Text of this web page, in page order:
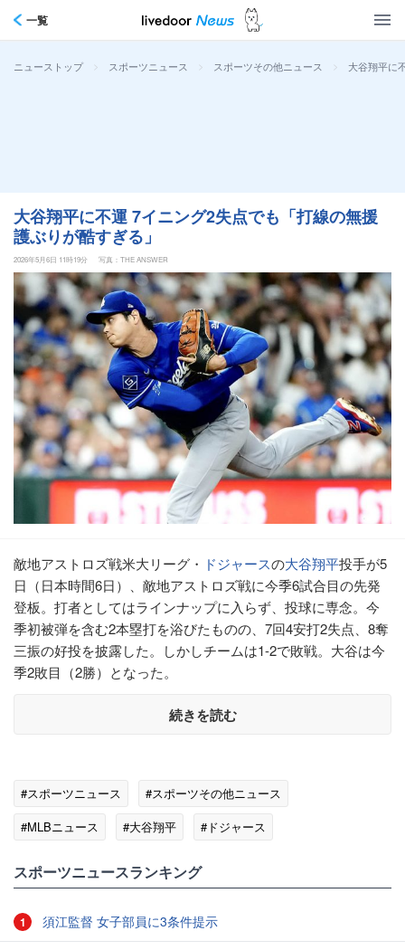
一覧
ニューストップ > スポーツニュース > スポーツその他ニュース > 大谷翔平に
大谷翔平に不運 7イニング2失点でも「打線の無援
護ぶりが酷すぎる」
2026年5月6日 11時19分 写真：THE ANSWER
敵地アストロズ戦米大リーグ・ ドジャースの大谷翔平投手が5
日（日本時間6日）、敵地アストロズ戦に今季6試合目の先発
登板。打者としてはラインナップに入らず、投球に専念。今
季初被弾を含む2本塁打を浴びたものの、7回4安打2失点、8奪
三振の好投を披露した。しかしチームは1-2で敗戦。大谷は今
季2敗目（2勝）となった。
続きを読む
#スポーツニュース
#スポーツその他ニュース
#MLBニュース
#大谷翔平 #ドジャース
スポーツニュースランキング
1 須江監督 女子部員に3条件提示